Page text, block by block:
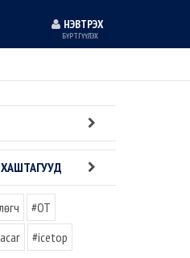
НЭВТРЭХ
БҮРТГҮҮЛЭХ
#OT
#icetop